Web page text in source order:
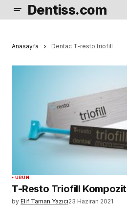
Dentiss.com
Anasayfa Dentac T-resto triofill
ÜRÜN
T-Resto Triofill Kompozit
by Elif Taman Yazıcı23 Haziran 2021